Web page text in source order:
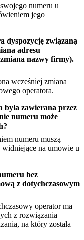
numeru u
jego
dyspozycję związaną
adresu
nazwy firmy).
wcześniej zmiana
operatora.
była zawierana przez
numeru może
numeru muszą
widniejące na umowie u
bez
z dotychczasowym
operator ma
z rozwiązania
na który została